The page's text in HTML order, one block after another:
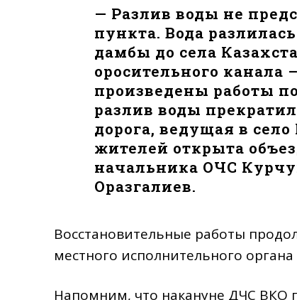
— Разлив воды не
пункта. Вода
дамбы до села
оросительного канала
произведены работы
разлив воды
дорога, ведущая в
жителей открыта
начальника ОЧС
Оразгалиев.
Восстановительные работы
местного исполнительного
Напомним, что накануне ДЧС ВКО